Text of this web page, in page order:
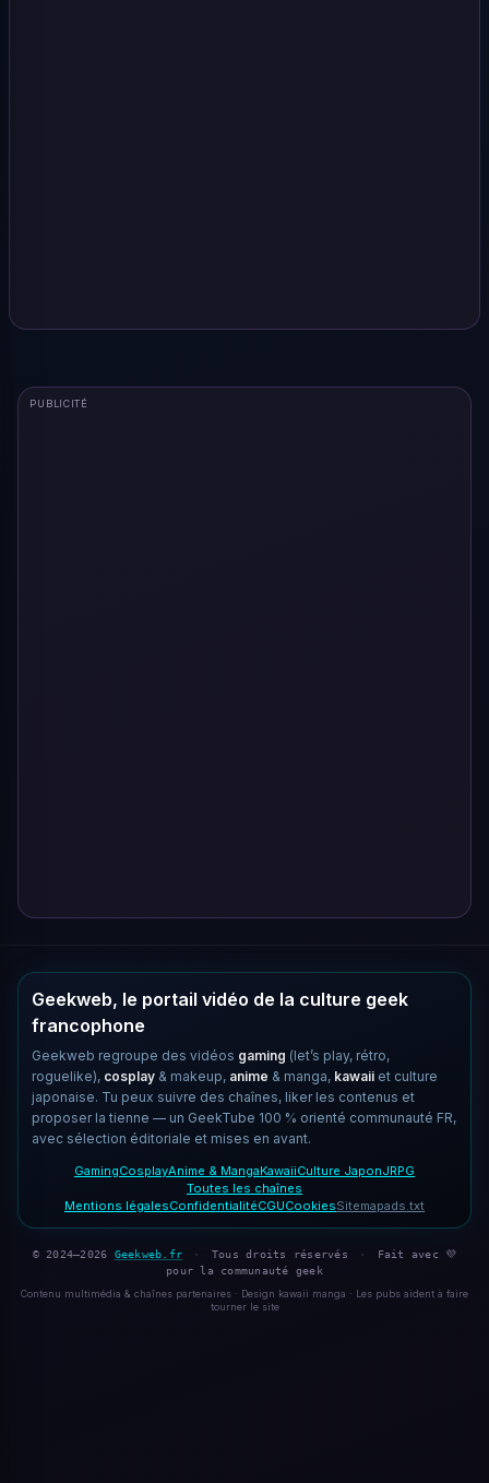
PUBLICITÉ
Geekweb, le portail vidéo de la culture geek
francophone
Geekweb regroupe des vidéos gaming (let’s play, rétro,
roguelike), cosplay & makeup, anime & manga, kawaii et culture
japonaise. Tu peux suivre des chaînes, liker les contenus et
proposer la tienne — un GeekTube 100 % orienté communauté FR,
avec sélection éditoriale et mises en avant.
GamingCosplayAnime & MangaKawaiiCulture JaponJRPG
Toutes les chaînes
Mentions légalesConfidentialitéCGUCookiesSitemapads.txt
© 2024–2026 Geekweb.fr · Tous droits réservés ·
Fait avec 💜
pour la communauté geek
Contenu multimédia & chaînes partenaires · Design kawaii manga · Les pubs aident à faire
tourner le site